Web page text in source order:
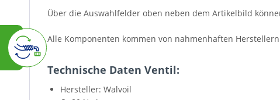
Über die Auswahlfelder oben neben dem Artikelbild
Alle Komponenten kommen von nahmenhaften
Technische Daten Ventil:
Hersteller: Walvoil